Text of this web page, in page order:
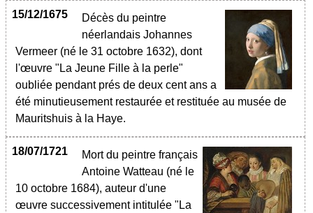
15/12/1675
Décès du peintre
néerlandais Johannes
Vermeer (né le 31 octobre 1632), dont
l'œuvre "La Jeune Fille à la perle"
oubliée pendant prés de deux cent ans a
été minutieusement restaurée et restituée au musée de
Mauritshuis à la Haye.
18/07/1721
Mort du peintre français
Antoine Watteau (né le
10 octobre 1684), auteur d'une
œuvre successivement intitulée "La